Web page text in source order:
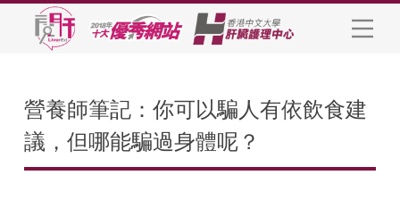
營養師筆記：你可以騙人有依飲食建
議，但哪能騙過身體呢？